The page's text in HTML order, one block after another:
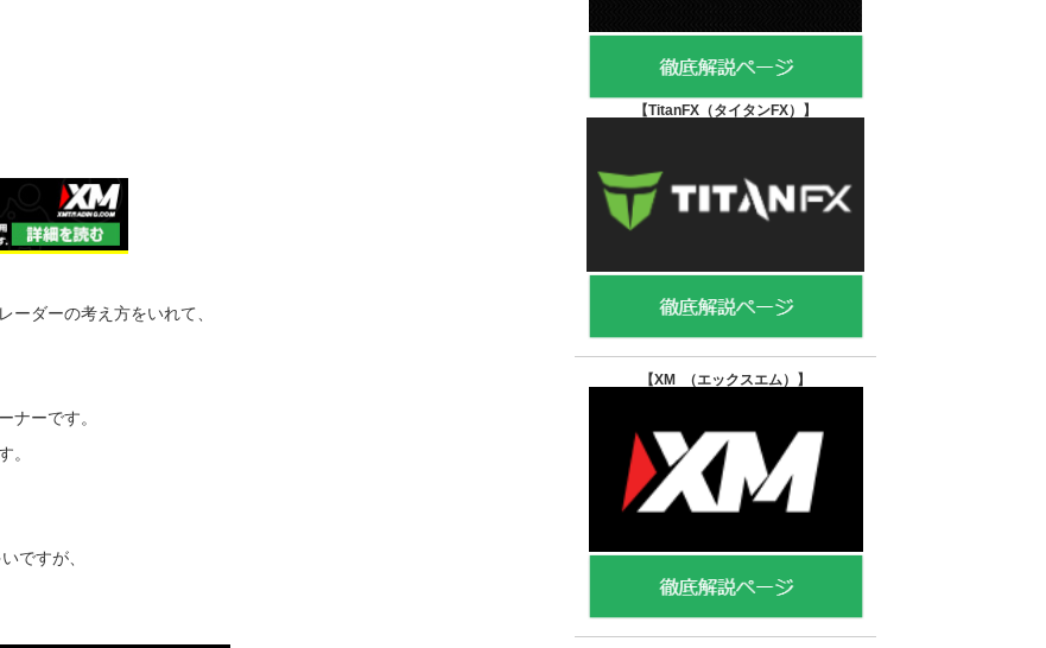
ーダーの考え方をいれて、
ナーです。
。
ですが、
【TitanFX（タイタンFX） 】
【XM （エックスエム） 】